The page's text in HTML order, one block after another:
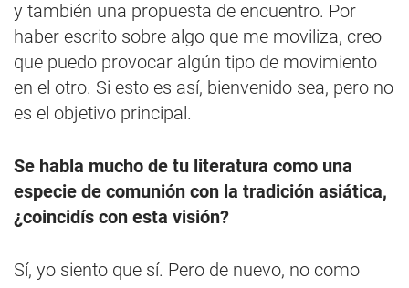
y también una propuesta de encuentro. Por
haber escrito sobre algo que me moviliza, creo
que puedo provocar algún tipo de movimiento
en el otro. Si esto es así, bienvenido sea, pero no
es el objetivo principal.
Se habla mucho de tu literatura como una
especie de comunión con la tradición asiática,
¿coincidís con esta visión?
Sí, yo siento que sí. Pero de nuevo, no como